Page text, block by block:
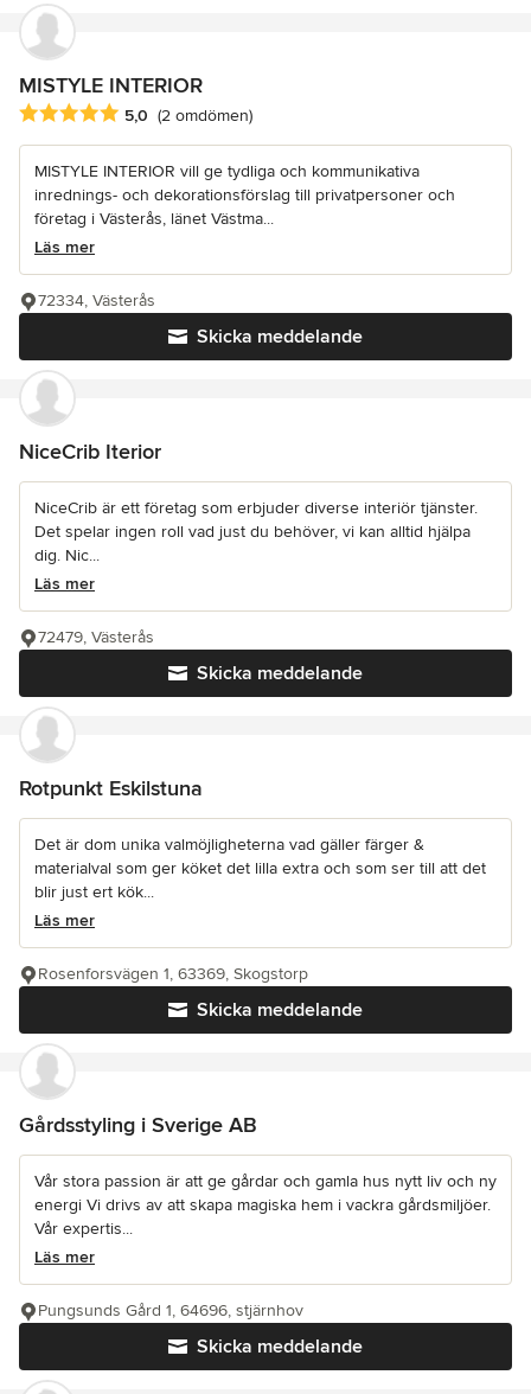
MISTYLE INTERIOR
Genomsnittligt omdöme: 5 av 5 stjärnor
5,0 (2 omdömen)
MISTYLE INTERIOR vill ge tydliga och kommunikativa
inrednings- och dekorationsförslag till privatpersoner och
företag i Västerås, länet Västma...
Läs mer
Skicka meddelande
72334, Västerås
NiceCrib Iterior
NiceCrib är ett företag som erbjuder diverse interiör tjänster.
Det spelar ingen roll vad just du behöver, vi kan alltid hjälpa
dig. Nic...
Läs mer
Skicka meddelande
72479, Västerås
Rotpunkt Eskilstuna
Det är dom unika valmöjligheterna vad gäller färger &
materialval som ger köket det lilla extra och som ser till att det
blir just ert kök...
Läs mer
Skicka meddelande
Rosenforsvägen 1, 63369, Skogstorp
Gårdsstyling i Sverige AB
Vår stora passion är att ge gårdar och gamla hus nytt liv och ny
energi Vi drivs av att skapa magiska hem i vackra gårdsmiljöer.
Vår expertis...
Läs mer
Skicka meddelande
Pungsunds Gård 1, 64696, stjärnhov